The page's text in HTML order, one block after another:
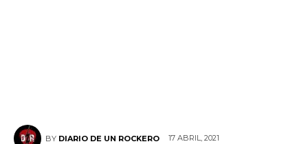
BY DIARIO DE UN ROCKERO 17 ABRIL, 2021